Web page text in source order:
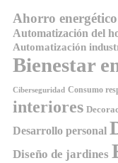
Ahorro energético
Automatización del
Automatización
Bienestar
Ciberseguridad Consumo
interiores
Desarrollo personal
Diseño de jardines